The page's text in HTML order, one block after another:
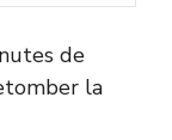
de
la